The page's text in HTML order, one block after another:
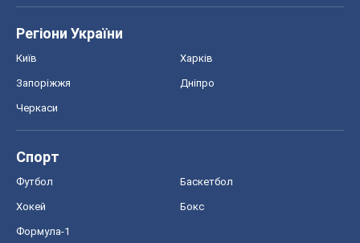
Регіони України
Київ Харків
Запоріжжя Дніпро
Черкаси
Спорт
Футбол Баскетбол
Хокей Бокс
Формула-1